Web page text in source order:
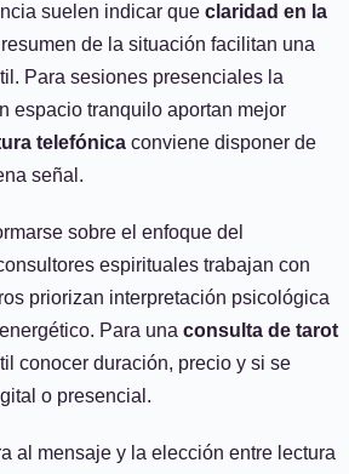
suelen indicar que claridad en la
de la situación facilitan una
Para sesiones presenciales la
espacio tranquilo aportan mejor
telefónica conviene disponer de
señal.
sobre el enfoque del
espirituales trabajan con
priorizan interpretación psicológica
Para una consulta de tarot
conocer duración, precio y si se
o presencial.
al mensaje y la elección entre lectura